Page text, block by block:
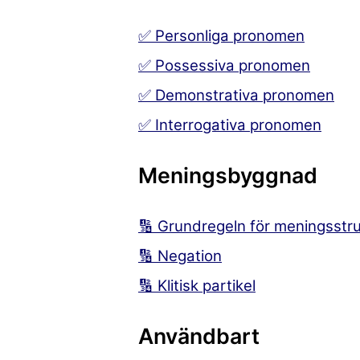
✅ Personliga pronomen
✅ Possessiva pronomen
✅ Demonstrativa pronomen
✅ Interrogativa pronomen
Meningsbyggnad
🔢 Grundregeln för
🔢 Negation
🔢 Klitisk partikel
Användbart